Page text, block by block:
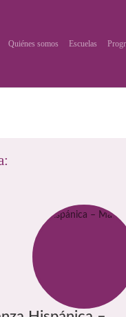
Quiénes somos Escuelas